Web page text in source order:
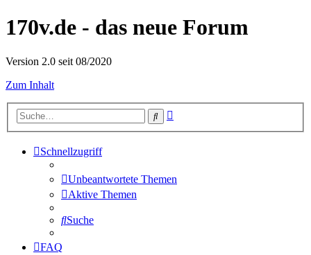
170v.de - das neue Forum
Version 2.0 seit 08/2020
Zum Inhalt
Suche
Schnellzugriff
Unbeantwortete Themen
Aktive Themen
Suche
FAQ